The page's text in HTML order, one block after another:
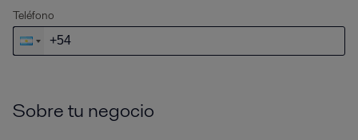
Teléfono
Sobre tu negocio